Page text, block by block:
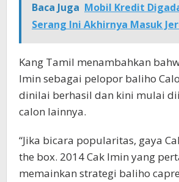
Baca Juga Mobil Kredit
Serang Ini Akhirnya Masuk
Kang Tamil menambahkan
Imin sebagai pelopor baliho
dinilai berhasil dan kini mulai
calon lainnya.
“Jika bicara popularitas, gaya
the box. 2014 Cak Imin yang
memainkan strategi baliho